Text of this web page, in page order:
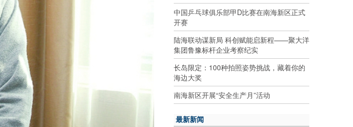
中国乒乓球俱乐部甲D比赛在南海新区正式
开赛
陆海联动谋新局 科创赋能启新程——聚大洋
集团鲁豫标杆企业考察纪实
长岛限定：100种拍照姿势挑战，藏着你的
海边大奖
南海新区开展“安全生产月”活动
最新新闻